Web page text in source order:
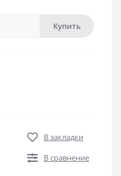
Купить
В закладки
В сравнение